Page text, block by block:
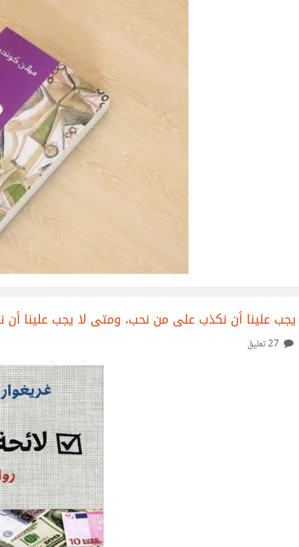
يجب علينا أن نكذب على من نحب، ومتى لا يجب علينا أن